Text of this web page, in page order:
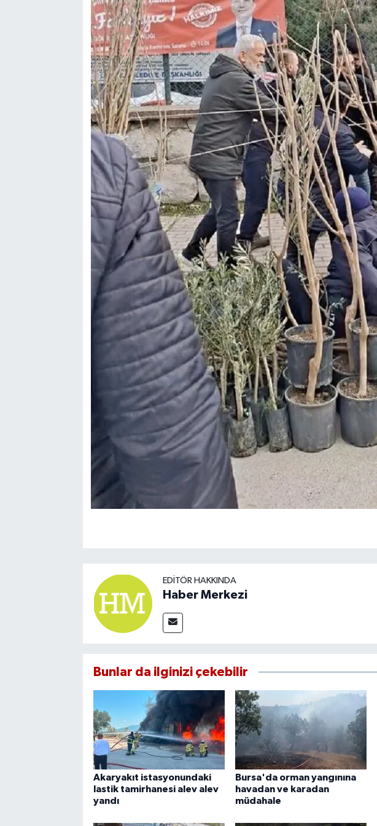
EDITÖR HAKKINDA
Haber Merkezi
Bunlar da ilginizi çekebilir
Akaryakıt istasyonundaki
lastik tamirhanesi alev alev
yandı
Bursa'da orman yangınına
havadan ve karadan
müdahale